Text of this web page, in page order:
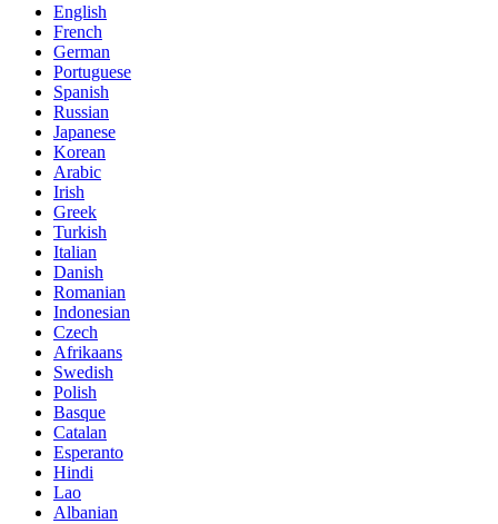
English
French
German
Portuguese
Spanish
Russian
Japanese
Korean
Arabic
Irish
Greek
Turkish
Italian
Danish
Romanian
Indonesian
Czech
Afrikaans
Swedish
Polish
Basque
Catalan
Esperanto
Hindi
Lao
Albanian